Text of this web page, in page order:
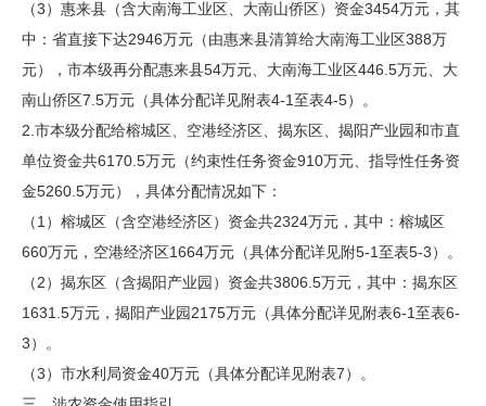
（3）惠来县（含大南海工业区、大南山侨区）资金3454万元，其
中：省直接下达2946万元（由惠来县清算给大南海工业区388万
元），市本级再分配惠来县54万元、大南海工业区446.5万元、大
南山侨区7.5万元（具体分配详见附表4-1至表4-5）。
2.市本级分配给榕城区、空港经济区、揭东区、揭阳产业园和市直
单位资金共6170.5万元（约束性任务资金910万元、指导性任务资
金5260.5万元），具体分配情况如下：
（1）榕城区（含空港经济区）资金共2324万元，其中：榕城区
660万元，空港经济区1664万元（具体分配详见附5-1至表5-3）。
（2）揭东区（含揭阳产业园）资金共3806.5万元，其中：揭东区
1631.5万元，揭阳产业园2175万元（具体分配详见附表6-1至表6-
3）。
（3）市水利局资金40万元（具体分配详见附表7）。